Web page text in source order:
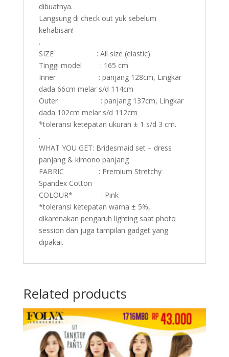
dibuatnya.
Langsung di check out yuk sebelum
kehabisan!
.
SIZE : All size (elastic)
Tinggi model : 165 cm
Inner : panjang 128cm, Lingkar
dada 66cm melar s/d 114cm
Outer : panjang 137cm, Lingkar
dada 102cm melar s/d 112cm
*toleransi ketepatan ukuran ± 1 s/d 3 cm.
.
WHAT YOU GET: Bridesmaid set – dress
panjang & kimono panjang
FABRIC : Premium Stretchy
Spandex Cotton
COLOUR* : Pink
*toleransi ketepatan warna ± 5%,
dikarenakan pengaruh lighting saat photo
session dan juga tampilan gadget yang
dipakai.
Related products